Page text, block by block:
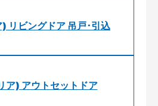
リビングドア 吊戸･引込
) アウトセットドア